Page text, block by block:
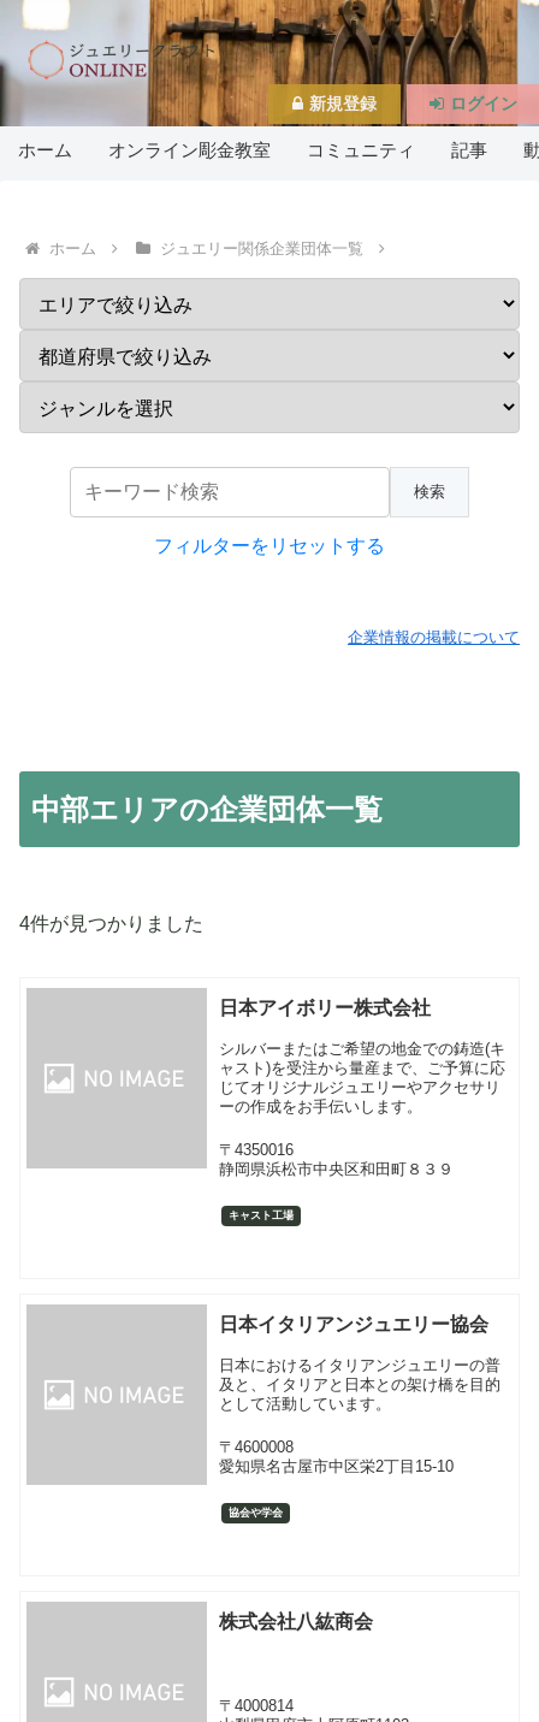
ホーム オンライン彫金教室 コミュニティ 記事
ホーム ジュエリー関係企業団体一覧
フィルターをリセットする
企業情報の掲載について
中部エリアの企業団体一覧
4件が見つかりました
日本アイボリー株式会社
シルバーまたはご希望の地金での鋳造(キ
ャスト)を受注から量産まで、ご予算に応
じてオリジナルジュエリーやアクセサリ
ーの作成をお手伝いします。
〒4350016
静岡県浜松市中央区和田町８３９
キャスト工場
日本イタリアンジュエリー協会
日本におけるイタリアンジュエリーの普
及と、イタリアと日本との架け橋を目的
として活動しています。
〒4600008
愛知県名古屋市中区栄2丁目15-10
協会や学会
株式会社八紘商会
〒4000814
新規登録 ログイン